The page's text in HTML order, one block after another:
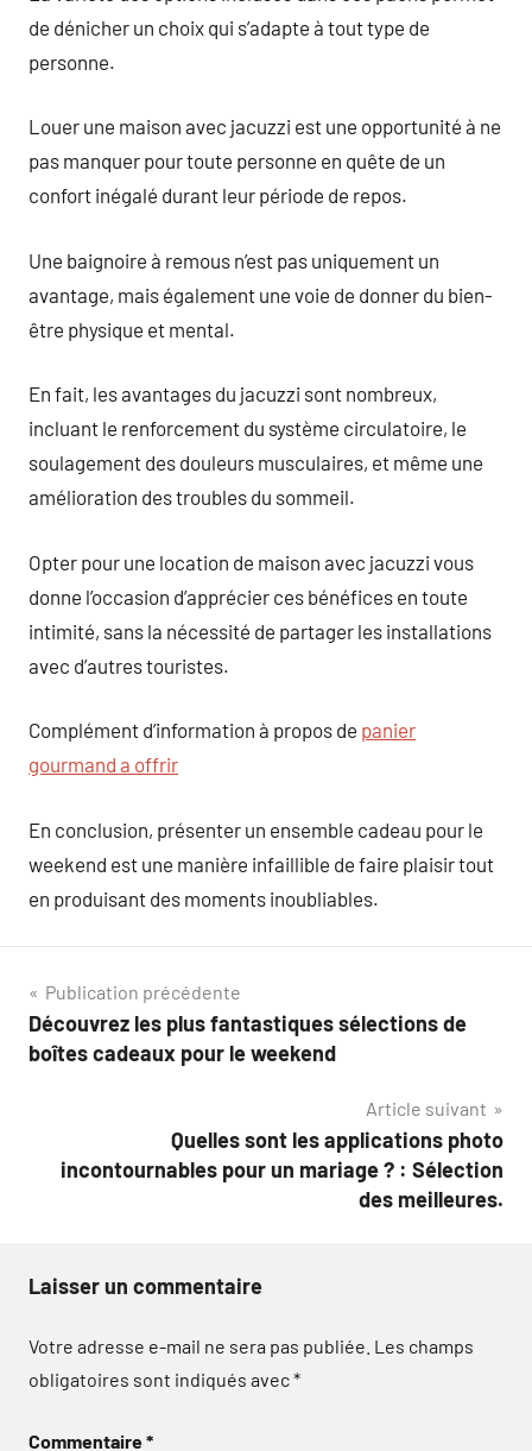
de dénicher un choix qui s’adapte à tout type de
personne.
Louer une maison avec jacuzzi est une opportunité à ne
pas manquer pour toute personne en quête de un
confort inégalé durant leur période de repos.
Une baignoire à remous n’est pas uniquement un
avantage, mais également une voie de donner du bien-
être physique et mental.
En fait, les avantages du jacuzzi sont nombreux,
incluant le renforcement du système circulatoire, le
soulagement des douleurs musculaires, et même une
amélioration des troubles du sommeil.
Opter pour une location de maison avec jacuzzi vous
donne l’occasion d’apprécier ces bénéfices en toute
intimité, sans la nécessité de partager les installations
avec d’autres touristes.
Complément d’information à propos de panier
gourmand a offrir
En conclusion, présenter un ensemble cadeau pour le
weekend est une manière infaillible de faire plaisir tout
en produisant des moments inoubliables.
Navigation
de
Publication précédente
Découvrez les plus fantastiques sélections de
boîtes cadeaux pour le weekend
Article suivant
Quelles sont les applications photo
incontournables pour un mariage ? : Sélection
des meilleures.
Laisser un commentaire
Votre adresse e-mail ne sera pas publiée. Les champs
obligatoires sont indiqués avec*
Commentaire*